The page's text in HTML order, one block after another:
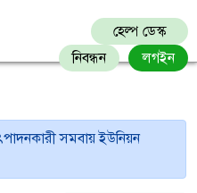
হেল্প ডেস্ক
নিবন্ধন
লগইন
সমবায় ইউনিয়ন